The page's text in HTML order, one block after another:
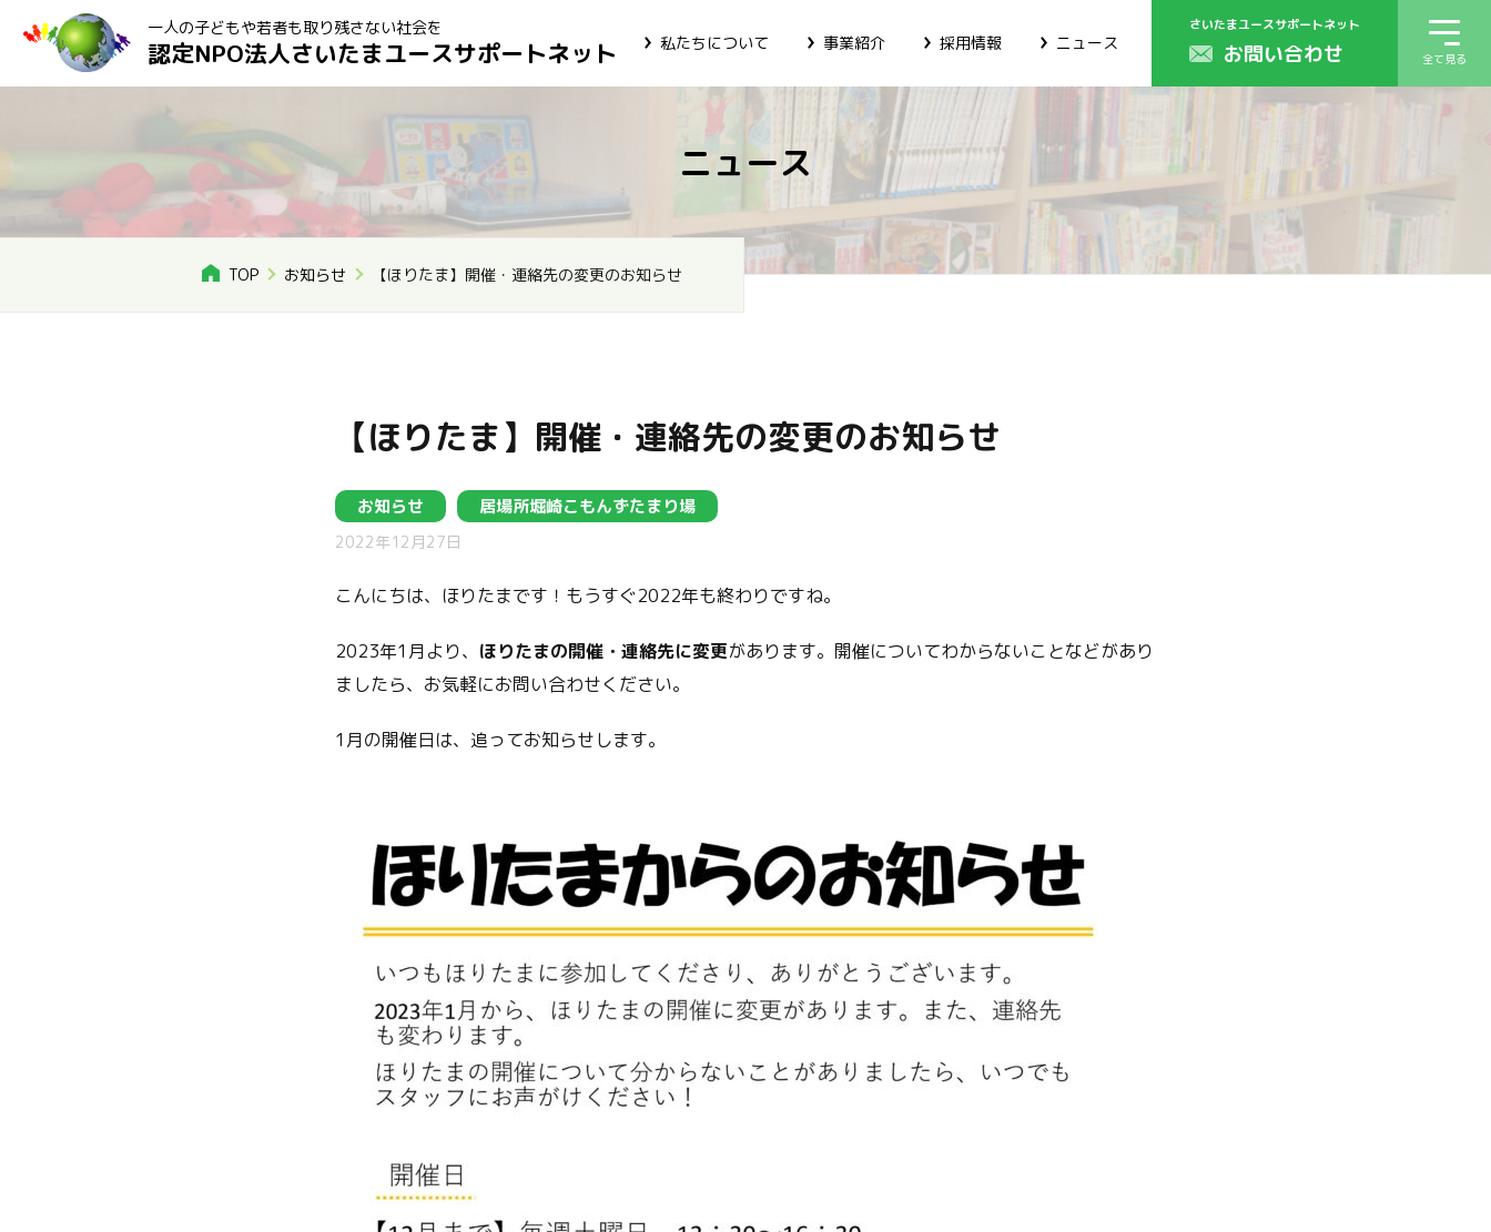
一人の子どもや若者も取り残さない社会を
認定NPO法人さいたまユースサポートネット 私たちについて 事業紹介 採用情報 ニュース
さいたまユースサポートネット
お問い合わせ 全て見る
ニュース
TOP お知らせ 【ほりたま】開催・連絡先の変更のお知らせ
【ほりたま】開催・連絡先の変更のお知らせ
お知らせ 居場所堀崎こもんずたまり場
2022年12月27日
こんにちは、ほりたまです！もうすぐ2022年も終わりですね。
2023年1月より、 ほりたまの開催・連絡先に変更があります。開催についてわからないことなどがあり
ましたら、お気軽にお問い合わせください。
1月の開催日は、追ってお知らせします。